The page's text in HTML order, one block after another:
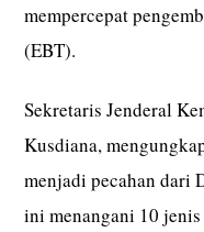
mempercepat
(EBT).
Sekretaris Jenderal
Kusdiana,
menjadi pecahan dari
ini menangani 10